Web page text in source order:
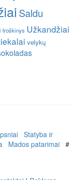
Saldu
troškinys Užkandžiai
velykų
Statyba ir
Mados patarimai #